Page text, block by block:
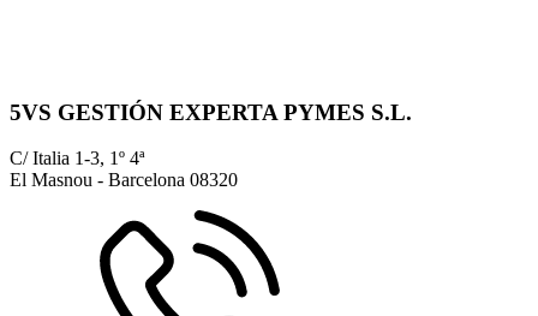
5VS GESTIÓN EXPERTA PYMES S.L.
C/ Italia 1-3, 1º 4ª
El Masnou - Barcelona 08320